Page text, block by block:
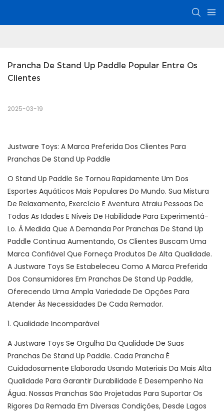
Prancha De Stand Up Paddle Popular Entre Os
Clientes
2025-03-19
Justware Toys: A Marca Preferida Dos Clientes Para
Pranchas De Stand Up Paddle
O Stand Up Paddle Se Tornou Rapidamente Um Dos
Esportes Aquáticos Mais Populares Do Mundo. Sua Mistura
De Relaxamento, Exercício E Aventura Atraiu Pessoas De
Todas As Idades E Níveis De Habilidade Para Experimentá-
Lo. À Medida Que A Demanda Por Pranchas De Stand Up
Paddle Continua Aumentando, Os Clientes Buscam Uma
Marca Confiável Que Forneça Produtos De Alta Qualidade.
A Justware Toys Se Estabeleceu Como A Marca Preferida
Dos Consumidores Em Pranchas De Stand Up Paddle,
Oferecendo Uma Ampla Variedade De Opções Para
Atender Às Necessidades De Cada Remador.
1. Qualidade Incomparável
A Justware Toys Se Orgulha Da Qualidade De Suas
Pranchas De Stand Up Paddle. Cada Prancha É
Cuidadosamente Elaborada Usando Materiais Da Mais Alta
Qualidade Para Garantir Durabilidade E Desempenho Na
Água. Nossas Pranchas São Projetadas Para Suportar Os
Rigores Da Remada Em Diversas Condições, Desde Lagos